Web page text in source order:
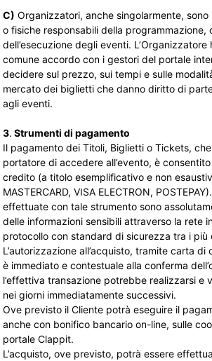
C) Organizzatori, anche singolarmente,
o fisiche responsabili della programmazione,
dell’esecuzione degli eventi.
comune accordo con i gestori del portale
decidere sul prezzo, sui tempi e sulle
mercato dei biglietti che danno diritto di
agli eventi.
3. Strumenti di pagamento
Il pagamento dei Titoli, Biglietti o Tickets,
portatore di accedere all’evento, è
credito (a titolo esemplificativo e non
MASTERCARD, VISA ELECTRON,
effettuate con tale strumento sono
delle informazioni sensibili attraverso la rete
protocollo con standard di sicurezza tra i più
L’autorizzazione all’acquisto, tramite carta
è immediato e contestuale alla conferma
l’effettiva transazione potrebbe realizzarsi e
nei giorni immediatamente successivi.
Ove previsto il Cliente potrà eseguire il
anche con bonifico bancario on-line, sulle
portale Clappit.
L’acquisto, ove previsto, potrà essere